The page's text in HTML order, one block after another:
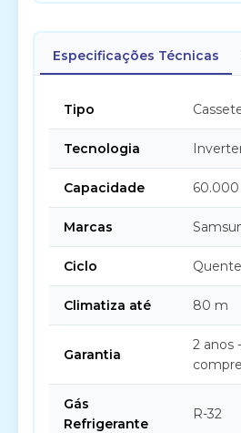
Especificações Técnicas
Tipo
Tecnologia
Capacidade
Marcas
Ciclo
Climatiza até 80 m
Garantia
2 anos
Gás
Refrigerante
R-32